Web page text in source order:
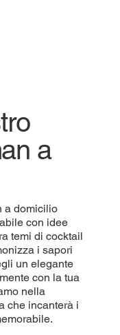
a
a domicilio
con idee
temi di cocktail
i sapori
un elegante
con la tua
nella
che incanterà i